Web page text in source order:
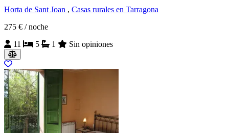
Horta de Sant Joan , Casas rurales en Tarragona
275 € / noche
11
5 1 Sin opiniones